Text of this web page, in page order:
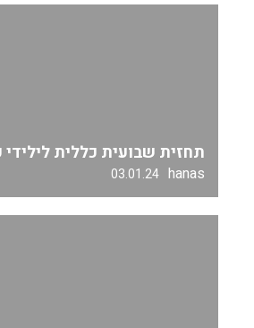
תחזית שבועית כללית
hanas
03.01.24